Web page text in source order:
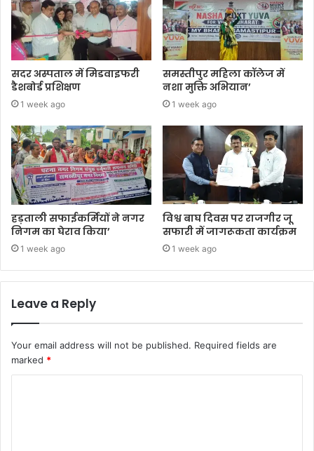
सदर अस्पताल में मिडवाइफरी
डैशबोर्ड प्रशिक्षण
1 week ago
समस्तीपुर महिला कॉलेज में
नशा मुक्ति अभियान’
1 week ago
हड़ताली सफाईकर्मियों ने नगर
निगम का घेराव किया’
1 week ago
विश्व बाघ दिवस पर राजगीर जू
सफारी में जागरूकता कार्यक्रम
1 week ago
Leave a Reply
Your email address will not be published. Required fields are
marked *